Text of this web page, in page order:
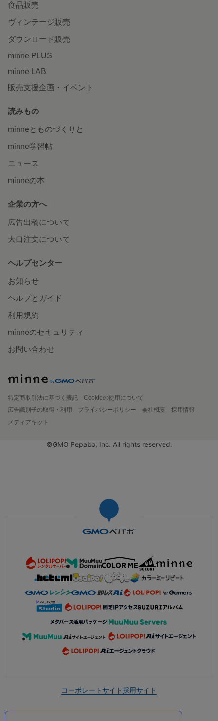
食品販売
ヴィンテージ販売
ダウンロード販売
minne PLUS
minne LAB
販売支援企画・イベント
読みもの
minneとものづくりと
minne学習帖
ニュース
minneの本
企業の方へ
広告出稿について
大口注文について
ヘルプセンター
お知らせ
ヘルプとガイド
利用規約
minneのセキュリティ
お問い合わせ
特定商取引法に基づく表記
Cookieの使用について
広告識別子の取得・利用
プライバシーポリシー 会社概要
採用情報
メディアキット
©GMO Pepabo, Inc. All rights reserved.
コーポレートサイト採用サイト